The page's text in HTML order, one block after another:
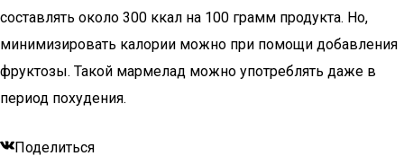
составлять около 300 ккал на 100 грамм продукта. Но,
минимизировать калории можно при помощи добавления
фруктозы. Такой мармелад можно употреблять даже в
период похудения.
Поделиться